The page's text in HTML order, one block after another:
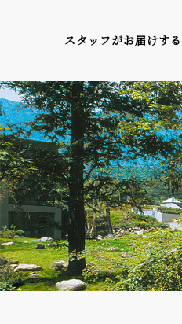
スタッフがお届けす